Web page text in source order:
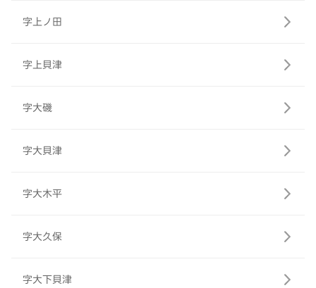
字上ノ田
字上貝津
字大磯
字大貝津
字大木平
字大久保
字大下貝津